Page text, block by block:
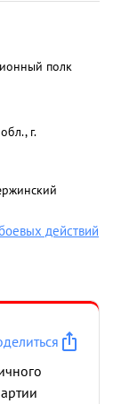
полк
г.
действий